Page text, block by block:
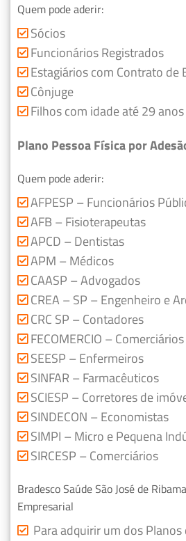
Quem pode aderir:
Sócios
Funcionários Registrados
Estagiários com Contrato de
Cônjuge
Filhos com idade até 29 anos
Plano Pessoa Física por
Quem pode aderir:
AFPESP – Funcionários
AFB – Fisioterapeutas
APCD – Dentistas
APM – Médicos
CAASP – Advogados
CREA – SP – Engenheiro e
CRC SP – Contadores
FECOMERCIO – Comerciários
SEESP – Enfermeiros
SINFAR – Farmacêuticos
SCIESP – Corretores de
SINDECON – Economistas
SIMPI – Micro e Pequena
SIRCESP – Comerciários
Bradesco Saúde São José de
Empresarial
Para adquirir um dos Planos